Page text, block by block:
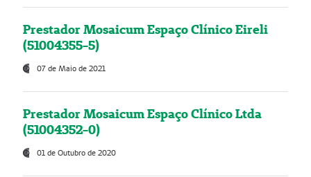
Prestador Mosaicum Espaço Clínico Eireli
(51004355-5)
07 de Maio de 2021
Prestador Mosaicum Espaço Clínico Ltda
(51004352-0)
01 de Outubro de 2020